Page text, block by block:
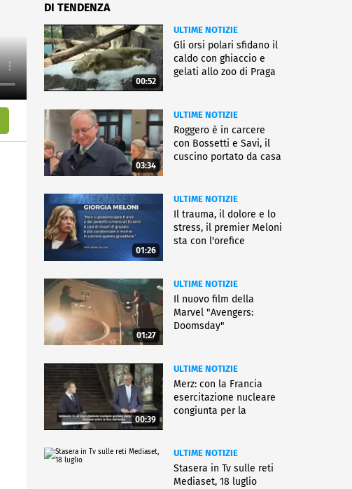
DI TENDENZA
00:52
ULTIME NOTIZIE
Gli orsi polari sfidano il
caldo con ghiaccio e
gelati allo zoo di Praga
03:34
ULTIME NOTIZIE
Roggero è in carcere
con Bossetti e Savi, il
cuscino portato da casa
01:26
ULTIME NOTIZIE
Il trauma, il dolore e lo
stress, il premier Meloni
sta con l'orefice
01:27
ULTIME NOTIZIE
Il nuovo film della
Marvel "Avengers:
Doomsday"
00:39
ULTIME NOTIZIE
Merz: con la Francia
esercitazione nucleare
congiunta per la
ULTIME NOTIZIE
Stasera in Tv sulle reti
Mediaset, 18 luglio